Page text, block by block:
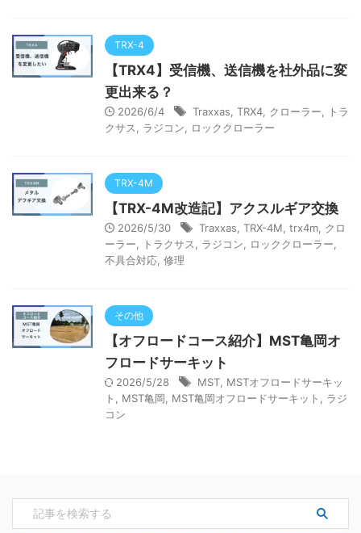
TRX-4
【TRX4】受信機、送信機を社外品に変
更出来る？
2026/6/4 Traxxas, TRX4, クローラー, トラ
クサス, ラジコン, ロッククローラー
TRX-4M
【TRX-4M改造記】アクスルギア交換
2026/5/30 Traxxas, TRX-4M, trx4m, クロ
ーラー, トラクサス, ラジコン, ロッククローラー,
不具合対応, 修理
その他
【オフロードコース紹介】MST亀岡オ
フロードサーキット
2026/5/28 MST, MSTオフロードサーキッ
ト , MST亀岡, MST亀岡オフロードサーキット , ラジ
コン